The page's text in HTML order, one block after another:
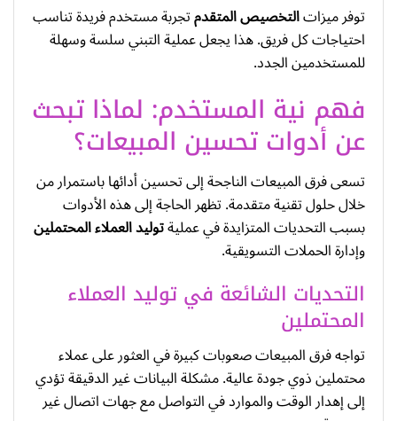
توفر ميزاتالتخصيص المتقدمتجربة مستخدم فريدة تناسب
احتياجات كل فريق. هذا يجعل عملية التبني سلسة وسهلة
للمستخدمين الجدد.
فهم نية المستخدم: لماذا تبحث
عن أدوات تحسين المبيعات؟
تسعى فرق المبيعات الناجحة إلى تحسين أدائها باستمرار من
خلال حلول تقنية متقدمة. تظهر الحاجة إلى هذه الأدوات
بسبب التحديات المتزايدة في عمليةتوليد العملاء المحتملين
وإدارة الحملات التسويقية.
التحديات الشائعة في توليد العملاء
المحتملين
تواجه فرق المبيعات صعوبات كبيرة في العثور على عملاء
محتملين ذوي جودة عالية. مشكلة البيانات غير الدقيقة تؤدي
إلى إهدار الوقت والموارد في التواصل مع جهات اتصال غير